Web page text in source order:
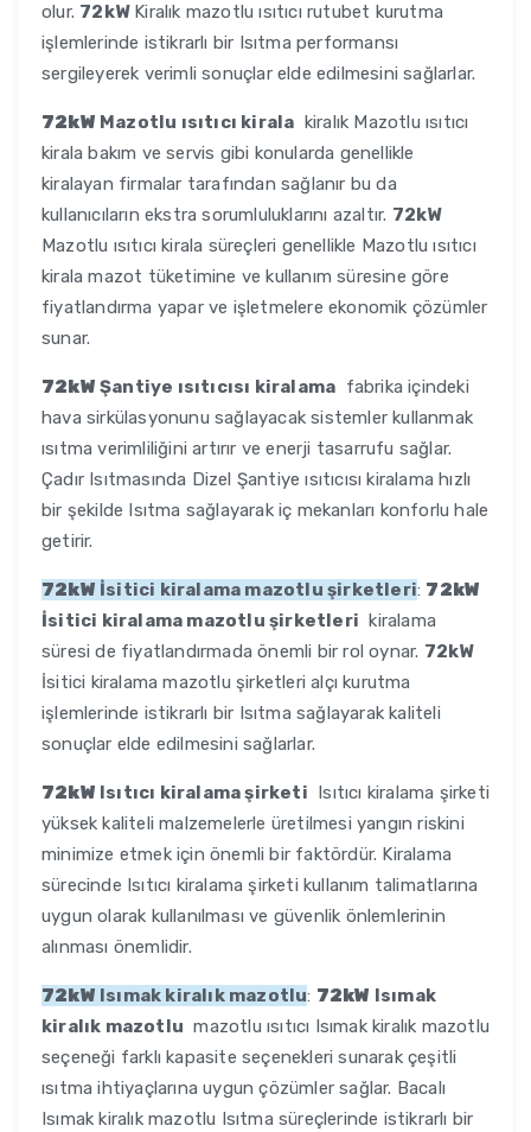
olur. 72kWKiralık mazotlu ısıtıcı rutubet kurutma
işlemlerinde istikrarlı bir Isıtma performansı
sergileyerek verimli sonuçlar elde edilmesini sağlarlar.
72kW Mazotlu ısıtıcı kirala kiralık Mazotlu ısıtıcı
kirala bakım ve servis gibi konularda genellikle
kiralayan firmalar tarafından sağlanır bu da
kullanıcıların ekstra sorumluluklarını azaltır. 72kW
Mazotlu ısıtıcı kirala süreçleri genellikle Mazotlu ısıtıcı
kirala mazot tüketimine ve kullanım süresine göre
fiyatlandırma yapar ve işletmelere ekonomik çözümler
sunar.
72kW Şantiye ısıtıcısı kiralama fabrika içindeki
hava sirkülasyonunu sağlayacak sistemler kullanmak
ısıtma verimliliğini artırır ve enerji tasarrufu sağlar.
Çadır Isıtmasında Dizel Şantiye ısıtıcısı kiralama hızlı
bir şekilde Isıtma sağlayarak iç mekanları konforlu hale
getirir.
72kW İsitici kiralama mazotlu şirketleri: 72kW
İsitici kiralama mazotlu şirketleri kiralama
süresi de fiyatlandırmada önemli bir rol oynar. 72kW
İsitici kiralama mazotlu şirketleri alçı kurutma
işlemlerinde istikrarlı bir Isıtma sağlayarak kaliteli
sonuçlar elde edilmesini sağlarlar.
72kW Isıtıcı kiralama şirketi Isıtıcı kiralama şirketi
yüksek kaliteli malzemelerle üretilmesi yangın riskini
minimize etmek için önemli bir faktördür. Kiralama
sürecinde Isıtıcı kiralama şirketi kullanım talimatlarına
uygun olarak kullanılması ve güvenlik önlemlerinin
alınması önemlidir.
72kW Isımak kiralık mazotlu: 72kW Isımak
kiralık mazotlu mazotlu ısıtıcı Isımak kiralık mazotlu
seçeneği farklı kapasite seçenekleri sunarak çeşitli
ısıtma ihtiyaçlarına uygun çözümler sağlar. Bacalı
Isımak kiralık mazotlu Isıtma süreçlerinde istikrarlı bir